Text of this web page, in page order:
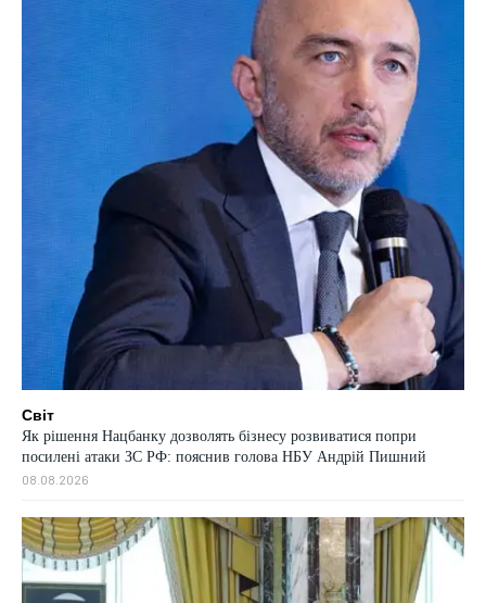
Світ
Як рішення Нацбанку дозволять бізнесу розвиватися попри
посилені атаки ЗС РФ: пояснив голова НБУ Андрій Пишний
08.08.2026